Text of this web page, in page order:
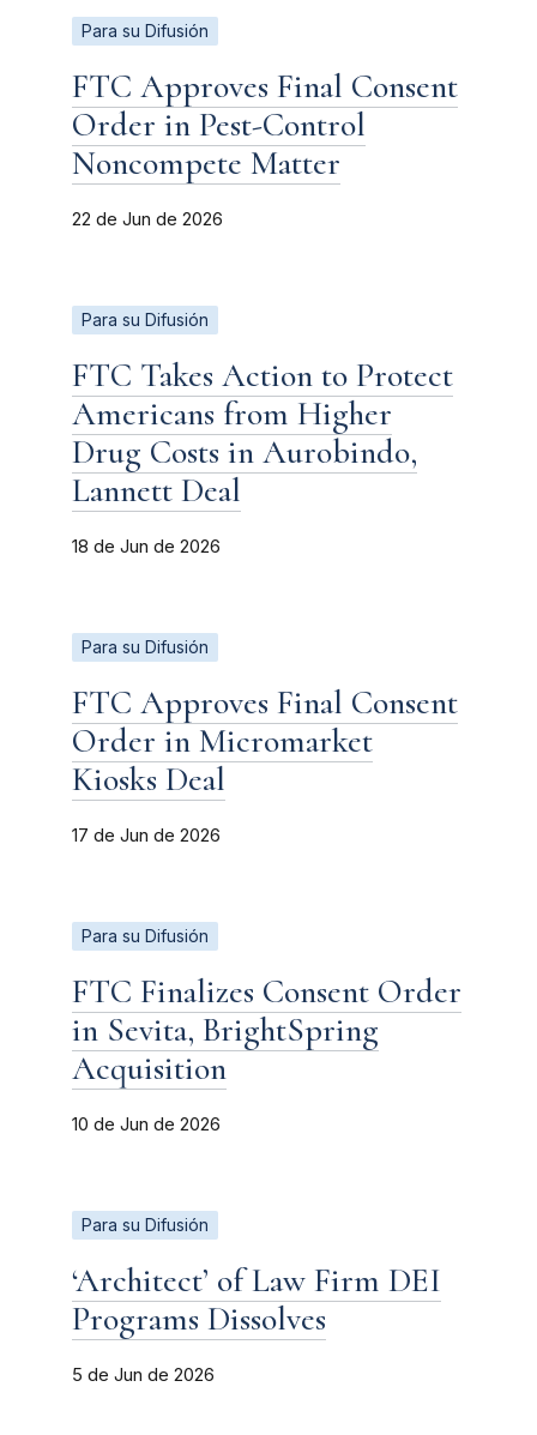
Para su Difusión
FTC Approves Final Consent
Order in Pest-Control
Noncompete Matter
22 de Jun de 2026
Para su Difusión
FTC Takes Action to Protect
Americans from Higher
Drug Costs in Aurobindo,
Lannett Deal
18 de Jun de 2026
Para su Difusión
FTC Approves Final Consent
Order in Micromarket
Kiosks Deal
17 de Jun de 2026
Para su Difusión
FTC Finalizes Consent Order
in Sevita, BrightSpring
Acquisition
10 de Jun de 2026
Para su Difusión
‘Architect’ of Law Firm DEI
Programs Dissolves
5 de Jun de 2026